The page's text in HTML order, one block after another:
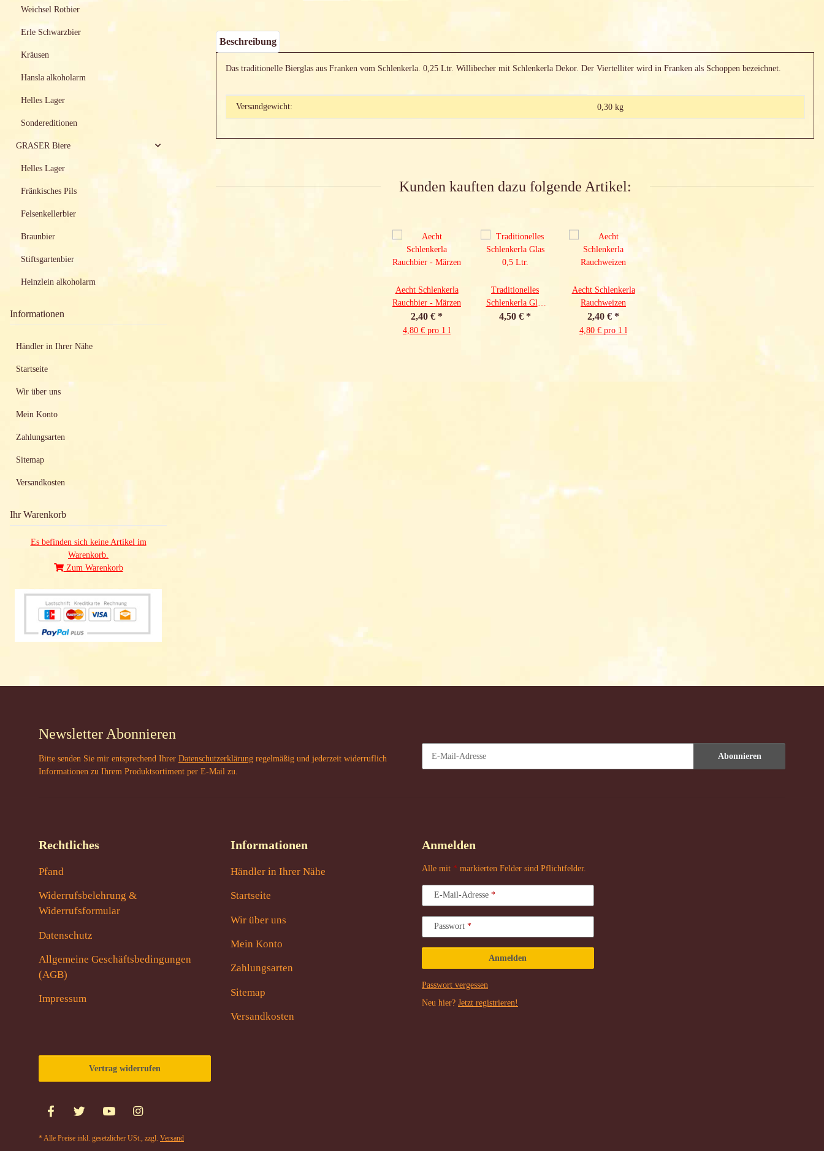
Beschreibung
Das traditionelle Bierglas aus Franken vom Schlenkerla. 0,25 Ltr. Willibecher mit Schlenkerla Dekor. Der Viertelliter wird in Franken als Schoppen bezeichnet.
Produkteigenschaft
Wert
Versandgewicht: 0,30 kg
Kunden kauften dazu folgende Artikel:
Aecht Schlenkerla
Rauchbier - Märzen
2,40 € *
4,80 € pro 1 l
Traditionelles
Schlenkerla Glas
0,5 Ltr.
4,50 € *
Aecht Schlenkerla
Rauchweizen
2,40 € *
4,80 € pro 1 l
Weichsel Rotbier
Erle Schwarzbier
Kräusen
Hansla alkoholarm
Helles Lager
Sondereditionen
GRASER Biere
Helles Lager
Fränkisches Pils
Felsenkellerbier
Braunbier
Stiftsgartenbier
Heinzlein alkoholarm
Informationen
Händler in Ihrer Nähe
Startseite
Wir über uns
Mein Konto
Zahlungsarten
Sitemap
Versandkosten
Ihr Warenkorb
Es befinden sich keine Artikel im
Warenkorb.
Zum Warenkorb
Newsletter Abonnieren
Bitte senden Sie mir entsprechend Ihrer Datenschutzerklärung regelmäßig und jederzeit widerruflich
Informationen zu Ihrem Produktsortiment per E-Mail zu.
Abonnieren
Rechtliches
Pfand
Widerrufsbelehrung &
Widerrufsformular
Datenschutz
Allgemeine Geschäftsbedingungen
(AGB)
Impressum
Informationen
Händler in Ihrer Nähe
Startseite
Wir über uns
Mein Konto
Zahlungsarten
Sitemap
Versandkosten
Anmelden
Alle mit * markierten Felder sind Pflichtfelder.
E-Mail-Adresse
Passwort
Anmelden
Passwort vergessen
Neu hier? Jetzt registrieren!
Vertrag widerrufen
* Alle Preise inkl. gesetzlicher USt., zzgl. Versand